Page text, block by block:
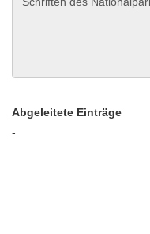
Abgeleitete Einträge
-